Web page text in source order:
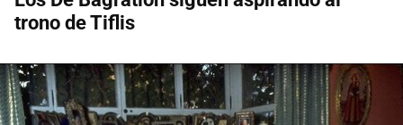
trono de Tiflis